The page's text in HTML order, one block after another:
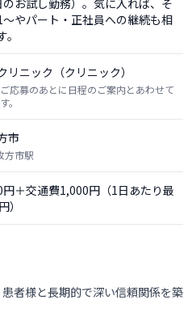
お試し勤務）。気に入れば、そ
〜やパート・正社員への継続も相
リニック（クリニック）
応募のあとに日程のご案内とあわせて
。
市
方市駅
＋交通費1,000円（1日あたり最
）
者様と長期的で深い信頼関係を築